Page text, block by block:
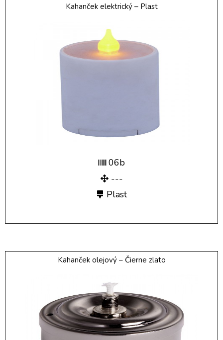
Kahanček elektrický – Plast
06b
---
Plast
Kahanček olejový – Čierne zlato